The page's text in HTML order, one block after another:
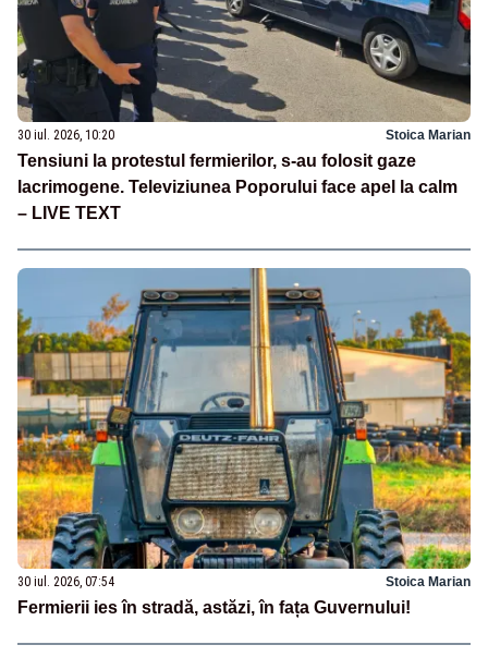
30 iul. 2026, 10:20 Stoica Marian
Tensiuni la protestul fermierilor, s-au folosit gaze
lacrimogene. Televiziunea Poporului face apel la calm
– LIVE TEXT
30 iul. 2026, 07:54 Stoica Marian
Fermierii ies în stradă, astăzi, în fața Guvernului!